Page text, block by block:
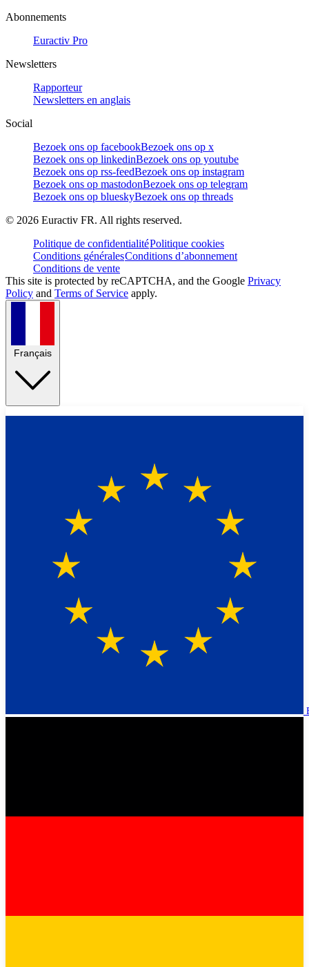
Abonnements
Euractiv Pro
Newsletters
Rapporteur
Newsletters en anglais
Social
Bezoek ons op facebookBezoek ons op x
Bezoek ons op linkedinBezoek ons op youtube
Bezoek ons op rss-feedBezoek ons op instagram
Bezoek ons op mastodonBezoek ons op telegram
Bezoek ons op blueskyBezoek ons op threads
© 2026 Euractiv FR. All rights reserved.
Politique de confidentialitéPolitique cookies
Conditions généralesConditions d’abonnement
Conditions de vente
This site is protected by reCAPTCHA, and the Google Privacy
Policy and Terms of Service apply.
Français